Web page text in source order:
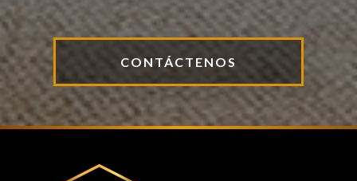
CONTÁCTENOS